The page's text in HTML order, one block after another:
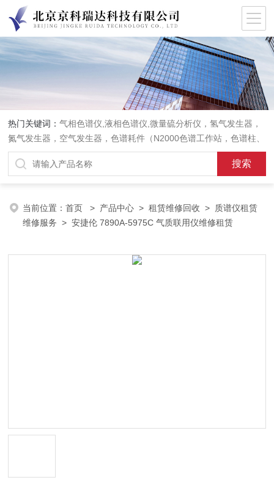
热门关键词：气相色谱仪,液相色谱仪,微量硫分析仪，氢气发生器，
氮气发生器，空气发生器，色谱耗件（N2000色谱工作站，色谱柱、
阀件、进样器、色谱担体），顶空进样器，热解析仪，紫外分光光度
计，原子吸收分光光度计，傅立叶红外光谱仪，分析天平等常规实验
当前位置：首页 > 产品中心 >租赁维修回收 > 质谱仪租赁
维修服务 > 安捷伦 7890A-5975C 气质联用仪维修租赁